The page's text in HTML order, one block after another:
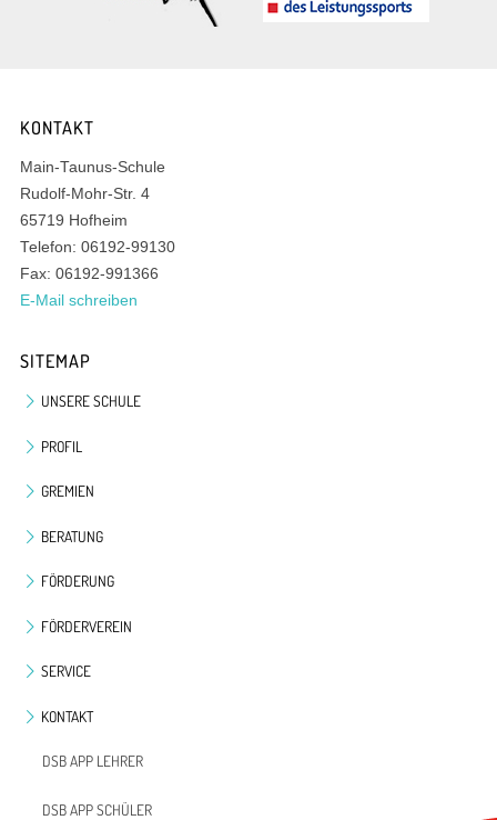
KONTAKT
Main-Taunus-Schule
Rudolf-Mohr-Str. 4
65719 Hofheim
Telefon: 06192-99130
Fax: 06192-991366
E-Mail schreiben
SITEMAP
UNSERE SCHULE
PROFIL
GREMIEN
BERATUNG
FÖRDERUNG
FÖRDERVEREIN
SERVICE
KONTAKT
DSB APP LEHRER
DSB APP SCHÜLER